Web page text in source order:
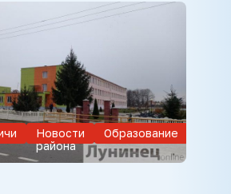
Новости
района
Образование